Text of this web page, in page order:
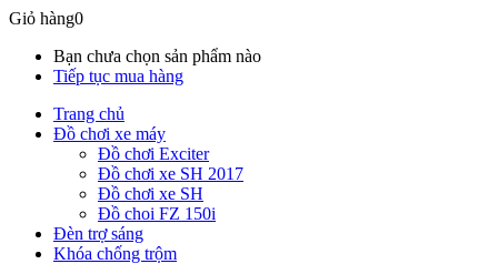
Giỏ hàng0
Bạn chưa chọn sản phẩm nào
Tiếp tục mua hàng
Trang chủ
Đồ chơi xe máy
Đồ chơi Exciter
Đồ chơi xe SH 2017
Đồ chơi xe SH
Đồ choi FZ 150i
Đèn trợ sáng
Khóa chống trộm